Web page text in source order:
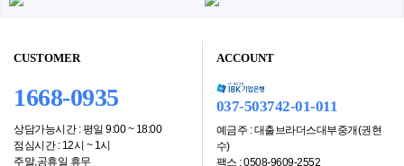
CUSTOMER
1668-0935
상담가능시간 : 평일 9:00 ~ 18:00
점심시간 : 12시 ~ 1시
주말,공휴일 휴무
ACCOUNT
037-503742-01-011
예금주 : 대출브라더스대부중개(권현
수)
팩스 : 0508-9609-2552